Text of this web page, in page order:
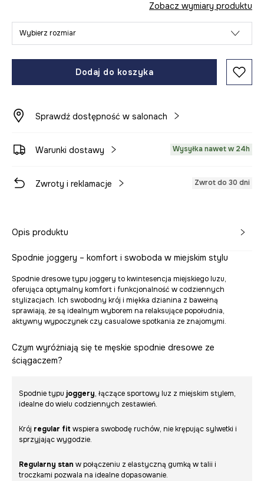
Zobacz wymiary produktu
Wybierz rozmiar
Dodaj do koszyka
Sprawdź dostępność w salonach
Warunki dostawy Wysyłka nawet w 24h
Zwroty i reklamacje Zwrot do 30 dni
Opis produktu
Spodnie joggery – komfort i swoboda w miejskim stylu
Spodnie dresowe typu joggery to kwintesencja miejskiego luzu,
oferująca optymalny komfort i funkcjonalność w codziennych
stylizacjach. Ich swobodny krój i miękka dzianina z bawełną
sprawiają, że są idealnym wyborem na relaksujące popołudnia,
aktywny wypoczynek czy casualowe spotkania ze znajomymi.
Czym wyróżniają się te męskie spodnie dresowe ze
ściągaczem?
Spodnie typu joggery, łączące sportowy luz z miejskim stylem,
idealne do wielu codziennych zestawień.
Krój regular fit wspiera swobodę ruchów, nie krępując sylwetki i
sprzyjając wygodzie.
Regularny stan w połączeniu z elastyczną gumką w talii i
troczkami pozwala na idealne dopasowanie.